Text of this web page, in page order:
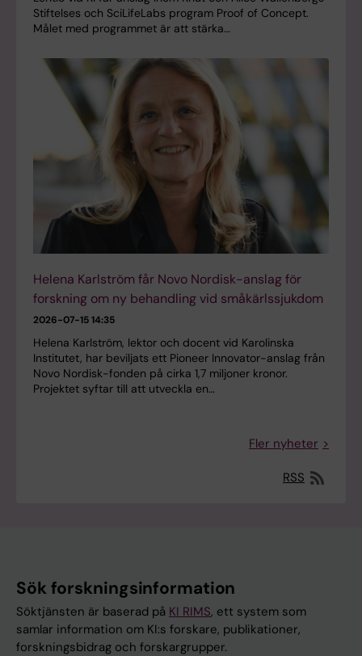
Stiftelses och SciLifeLabs program Proof of Concept.
Målet med programmet är att stärka…
Helena Karlström får Novo Nordisk-anslag för
forskning om ny behandling vid småkärlssjukdom
2026-07-15 14:35
Helena Karlström, lektor och docent vid Karolinska
Institutet, har beviljats ett Pioneer Innovator-anslag från
Novo Nordisk-fonden på cirka 1,7 miljoner kronor.
Projektet syftar till att utveckla en…
Fler nyheter
RSS
Sök forskningsinformation
Söktjänsten är baserad på KI RIMS, ett system som
samlar information om KI:s forskare, publikationer,
forskningsbidrag och forskargrupper.